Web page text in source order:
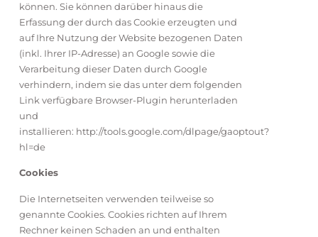
können. Sie können darüber hinaus die
Erfassung der durch das Cookie erzeugten und
auf Ihre Nutzung der Website bezogenen Daten
(inkl. Ihrer IP-Adresse) an Google sowie die
Verarbeitung dieser Daten durch Google
verhindern, indem sie das unter dem folgenden
Link verfügbare Browser-Plugin herunterladen
und
installieren: http://tools.google.com/dlpage/gaoptout?
hl=de
Cookies
Die Internetseiten verwenden teilweise so
genannte Cookies. Cookies richten auf Ihrem
Rechner keinen Schaden an und enthalten